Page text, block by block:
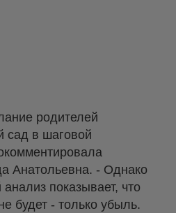
родителей
сад в шаговой
Анатольевна. - Однако
показывает, что
будет - только убыль.